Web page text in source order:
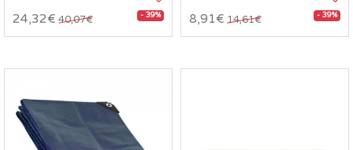
24,32€ 40,07€ - 39% 8,91€ 14,61€ - 39%